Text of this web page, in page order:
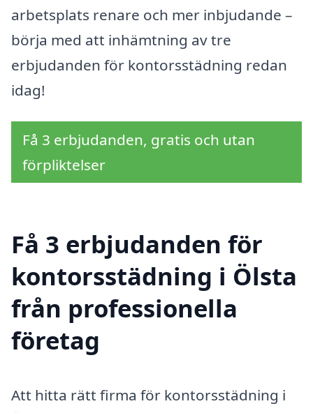
arbetsplats renare och mer inbjudande –
börja med att inhämtning av tre
erbjudanden för kontorsstädning redan
idag!
Få 3 erbjudanden, gratis och utan
förpliktelser
Få 3 erbjudanden för
kontorsstädning i Ölsta
från professionella
företag
Att hitta rätt firma för kontorsstädning i